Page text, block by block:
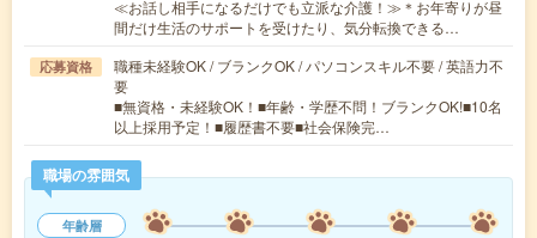
≪お話し相手になるだけでも立派な介護！≫＊お年寄りが昼
間だけ生活のサポートを受けたり、気分転換できる…
応募資格
職種未経験OK / ブランクOK / パソコンスキル不要 / 英語力不
要
■無資格・未経験OK！■年齢・学歴不問！ブランクOK!■10名
以上採用予定！■履歴書不要■社会保険完…
職場の雰囲気
年齢層